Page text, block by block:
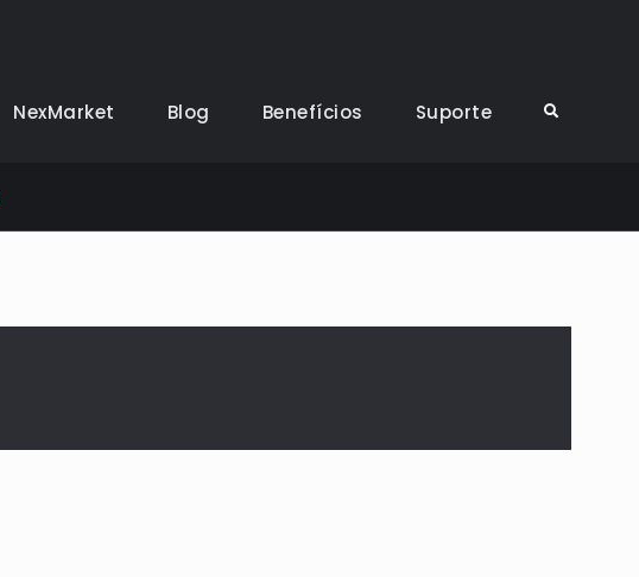
NexMarket Blog Benefícios Suporte